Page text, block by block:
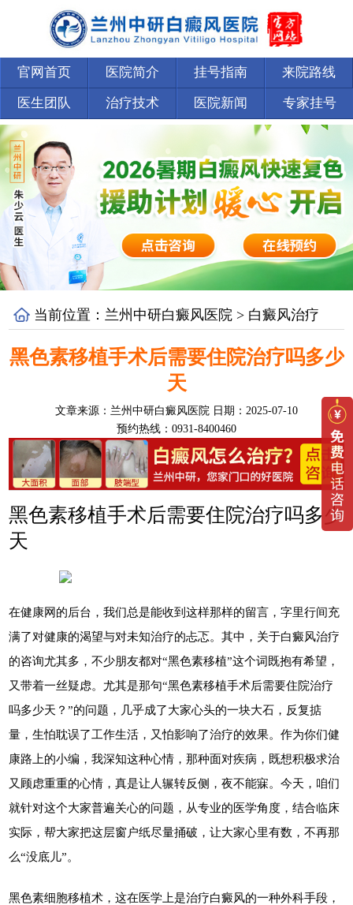
官网首页 医院简介 挂号指南 来院路线
医生团队 治疗技术 医院新闻 专家挂号
当前位置： 兰州中研白癜风医院 > 白癜风治疗
黑色素移植手术后需要住院治疗吗多少
天
文章来源： 兰州中研白癜风医院 日期：2025-07-10
预约热线：0931-8400460
黑色素移植手术后需要住院治疗吗多少
天
在健康网的后台，我们总是能收到这样那样的留言，字里行间充
满了对健康的渴望与对未知治疗的忐忑。其中，关于白癜风治疗
的咨询尤其多，不少朋友都对“黑色素移植”这个词既抱有希望，
又带着一丝疑虑。尤其是那句“黑色素移植手术后需要住院治疗
吗多少天？”的问题，几乎成了大家心头的一块大石，反复掂
量，生怕耽误了工作生活，又怕影响了治疗的效果。作为你们健
康路上的小编，我深知这种心情，那种面对疾病，既想积极求治
又顾虑重重的心情，真是让人辗转反侧，夜不能寐。今天，咱们
就针对这个大家普遍关心的问题，从专业的医学角度，结合临床
实际，帮大家把这层窗户纸尽量捅破，让大家心里有数，不再那
么“没底儿”。
黑色素细胞移植术，这在医学上是治疗白癜风的一种外科手段，